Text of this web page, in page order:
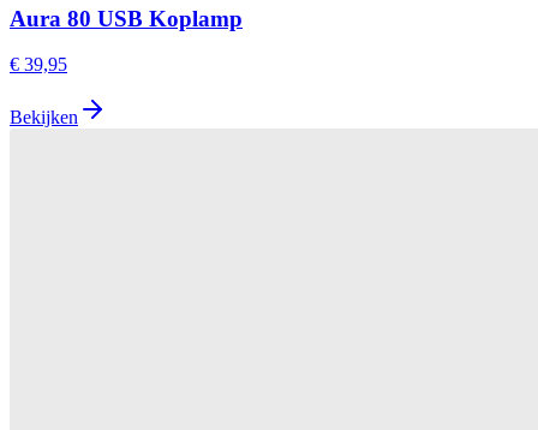
Aura 80 USB Koplamp
€ 39,95
Bekijken